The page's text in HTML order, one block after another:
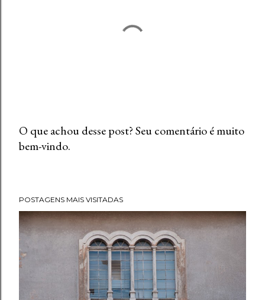
P
a
r
u
m
c
O que achou desse post? Seu comentário é muito
bem-vindo.
POSTAGENS MAIS VISITADAS